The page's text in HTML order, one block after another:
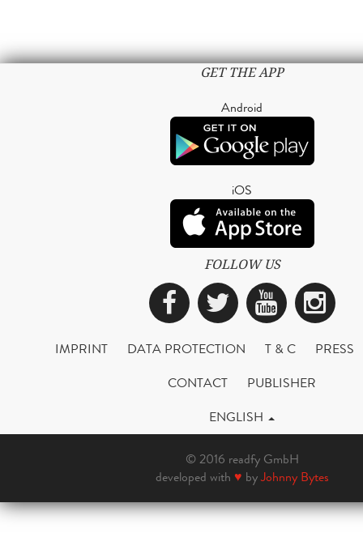
GET THE APP
Android
iOS
FOLLOW US
Facebook
Twitter
IMPRINT DATA PROTECTION T & C
PRESS
CONTACT
PUBLISHER
ENGLISH
© 2016 readfy GmbH
developed with ♥ byJohnny Bytes